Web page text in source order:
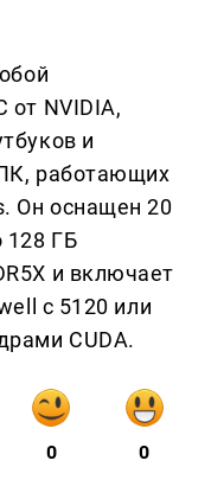
от NVIDIA,
и
работающих
Он оснащен 20
128 ГБ
и включает
с 5120 или
CUDA.
0 0